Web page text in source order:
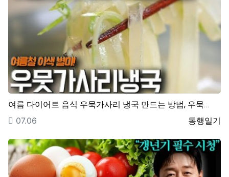
여름 다이어트 음식 우묵가사리 냉국 만드는 방법, 우묵…
등록자
동행일기
등록일
07.06